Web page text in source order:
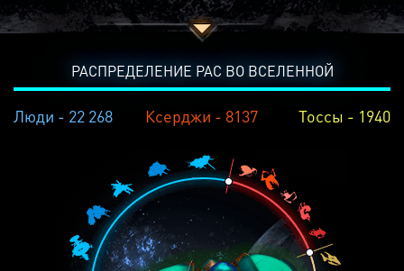
РАСПРЕДЕЛЕНИЕ РАС ВО ВСЕЛЕННОЙ
Люди - 22 268 Ксерджи - 8137 Тоссы - 1940